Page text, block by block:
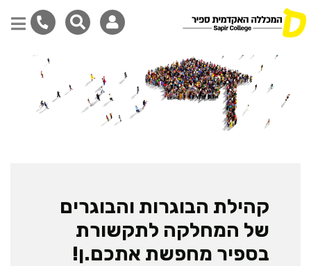
לתוכן
המרכזי
קהילת הבוגרות והבוגרים
של המחלקה לתקשורת
בספיר מחפשת אתכם.ן!